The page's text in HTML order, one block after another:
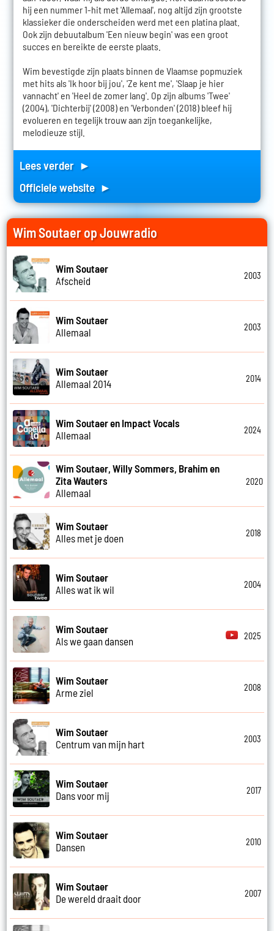
hij een nummer 1-hit met 'Allemaal', nog altijd zijn grootste
klassieker die onderscheiden werd met een platina plaat.
Ook zijn debuutalbum 'Een nieuw begin' was een groot
succes en bereikte de eerste plaats.
Wim bevestigde zijn plaats binnen de Vlaamse popmuziek
met hits als 'Ik hoor bij jou', 'Ze kent me', 'Slaap je hier
vannacht' en 'Heel de zomer lang'. Op zijn albums 'Twee'
(2004), 'Dichterbij' (2008) en 'Verbonden' (2018) bleef hij
evolueren en tegelijk trouw aan zijn toegankelijke,
melodieuze stijl.
Lees verder ►
Officiele website ►
Wim Soutaer op Jouwradio
Wim Soutaer
Afscheid
2003
Wim Soutaer
Allemaal
2003
Wim Soutaer
Allemaal 2014
2014
Wim Soutaer en Impact Vocals
Allemaal
2024
Wim Soutaer, Willy Sommers, Brahim en
Zita Wauters
Allemaal
2020
Wim Soutaer
Alles met je doen
2018
Wim Soutaer
Alles wat ik wil
2004
Wim Soutaer
Als we gaan dansen
2025
Wim Soutaer
Arme ziel
2008
Wim Soutaer
Centrum van mijn hart
2003
Wim Soutaer
Dans voor mij
2017
Wim Soutaer
Dansen
2010
Wim Soutaer
De wereld draait door
2007